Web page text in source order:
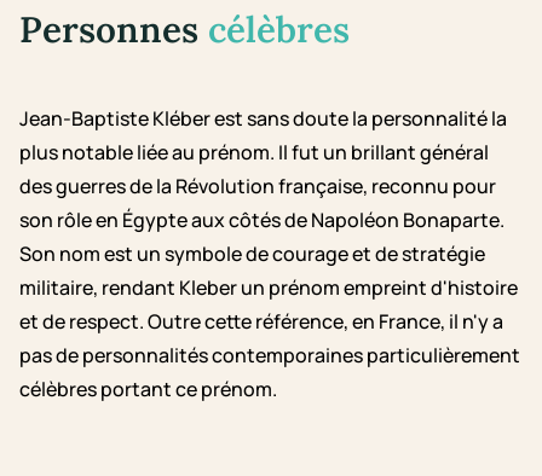
Personnes célèbres
Jean-Baptiste Kléber est sans doute la personnalité la
plus notable liée au prénom. Il fut un brillant général
des guerres de la Révolution française, reconnu pour
son rôle en Égypte aux côtés de Napoléon Bonaparte.
Son nom est un symbole de courage et de stratégie
militaire, rendant Kleber un prénom empreint d'histoire
et de respect. Outre cette référence, en France, il n'y a
pas de personnalités contemporaines particulièrement
célèbres portant ce prénom.